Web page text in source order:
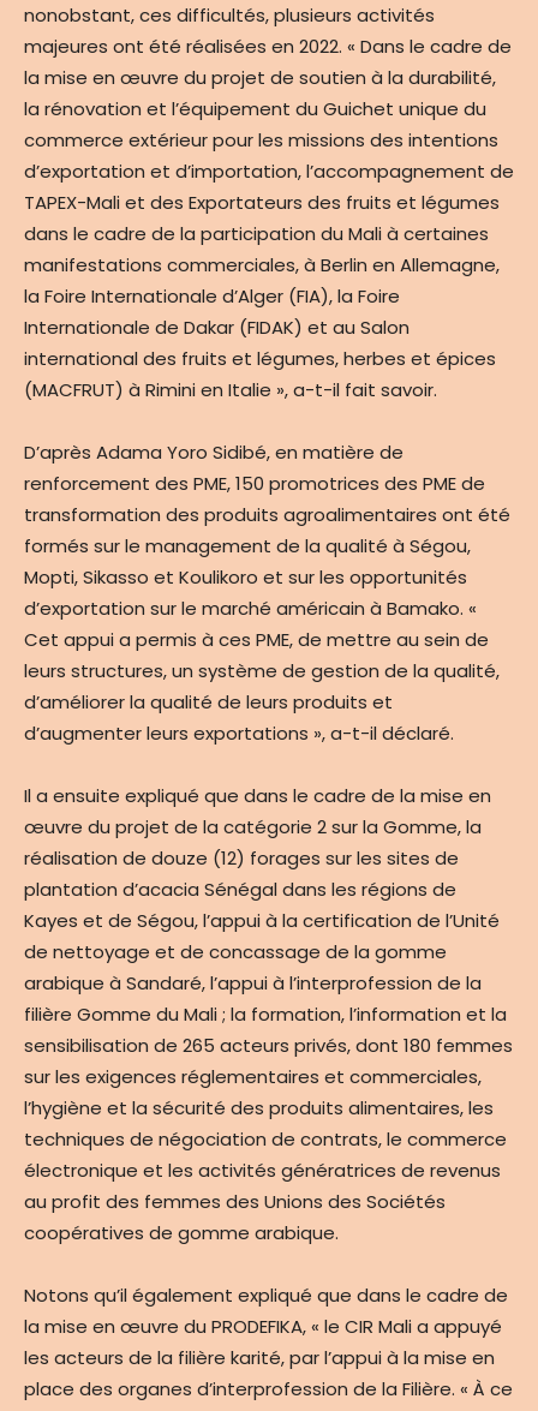
nonobstant, ces difficultés, plusieurs activités
majeures ont été réalisées en 2022. « Dans le cadre de
la mise en œuvre du projet de soutien à la durabilité,
la rénovation et l’équipement du Guichet unique du
commerce extérieur pour les missions des intentions
d’exportation et d’importation, l’accompagnement de
TAPEX-Mali et des Exportateurs des fruits et légumes
dans le cadre de la participation du Mali à certaines
manifestations commerciales, à Berlin en Allemagne,
la Foire Internationale d’Alger (FIA), la Foire
Internationale de Dakar (FIDAK) et au Salon
international des fruits et légumes, herbes et épices
(MACFRUT) à Rimini en Italie », a-t-il fait savoir.
D’après Adama Yoro Sidibé, en matière de
renforcement des PME, 150 promotrices des PME de
transformation des produits agroalimentaires ont été
formés sur le management de la qualité à Ségou,
Mopti, Sikasso et Koulikoro et sur les opportunités
d’exportation sur le marché américain à Bamako. «
Cet appui a permis à ces PME, de mettre au sein de
leurs structures, un système de gestion de la qualité,
d’améliorer la qualité de leurs produits et
d’augmenter leurs exportations », a-t-il déclaré.
Il a ensuite expliqué que dans le cadre de la mise en
œuvre du projet de la catégorie 2 sur la Gomme, la
réalisation de douze (12) forages sur les sites de
plantation d’acacia Sénégal dans les régions de
Kayes et de Ségou, l’appui à la certification de l’Unité
de nettoyage et de concassage de la gomme
arabique à Sandaré, l’appui à l’interprofession de la
filière Gomme du Mali ; la formation, l’information et la
sensibilisation de 265 acteurs privés, dont 180 femmes
sur les exigences réglementaires et commerciales,
l’hygiène et la sécurité des produits alimentaires, les
techniques de négociation de contrats, le commerce
électronique et les activités génératrices de revenus
au profit des femmes des Unions des Sociétés
coopératives de gomme arabique.
Notons qu’il également expliqué que dans le cadre de
la mise en œuvre du PRODEFIKA, « le CIR Mali a appuyé
les acteurs de la filière karité, par l’appui à la mise en
place des organes d’interprofession de la Filière. « À ce